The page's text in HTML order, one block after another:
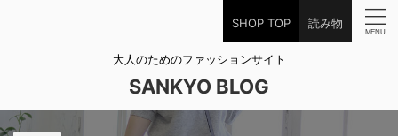
SHOP TOP 読み物
大人のためのファッションサイト
SANKYO BLOG